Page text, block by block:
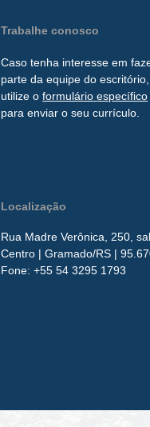
Trabalhe conosco
Caso tenha interesseem
parte daequipe do escritório,
utilize oformulárioespecífico
para enviar o seu currículo.
Localização
Rua Madre Verônica, 250,
Centro | Gramado/RS |
​Fone:+55 54 3295 1793